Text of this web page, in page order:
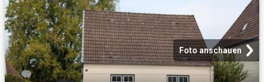
Foto anschauen